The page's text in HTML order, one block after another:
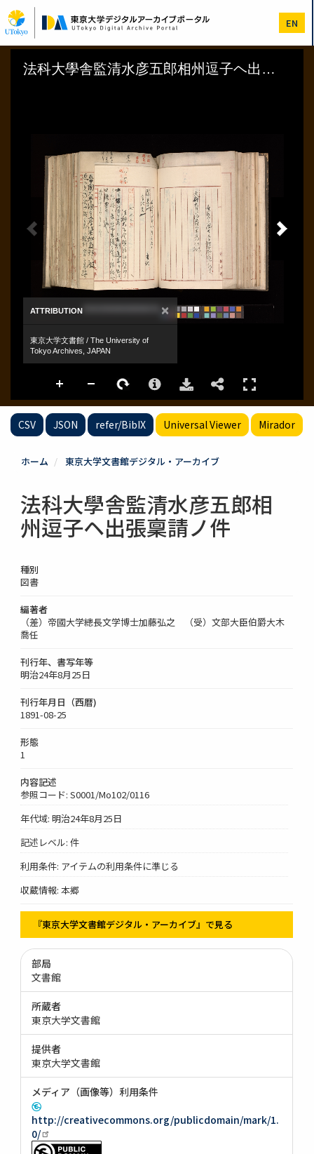
イ
ン
コ
EN
CSV JSON refer/BibIX Universal Viewer Mirador
ホーム 東京大学文書館デジタル・アーカイブ
法科大學舎監清水彦五郎相
州逗子ヘ出張稟請ノ件
種別
図書
編著者
（差）帝國大学總長文学博士加藤弘之 （受）文部大臣伯爵大木
喬任
刊行年、書写年等
明治24年8月25日
刊行年月日（西暦)
1891-08-25
形態
1
内容記述
参照コード: S0001/Mo102/0116
年代域: 明治24年8月25日
記述レベル: 件
利用条件: アイテムの利用条件に準じる
収蔵情報: 本郷
『東京大学文書館デジタル・アーカイブ』で見る
部局
文書館
所蔵者
東京大学文書館
提供者
東京大学文書館
メディア（画像等）利用条件
http://creativecommons.org/publicdomain/mark/1.
0/